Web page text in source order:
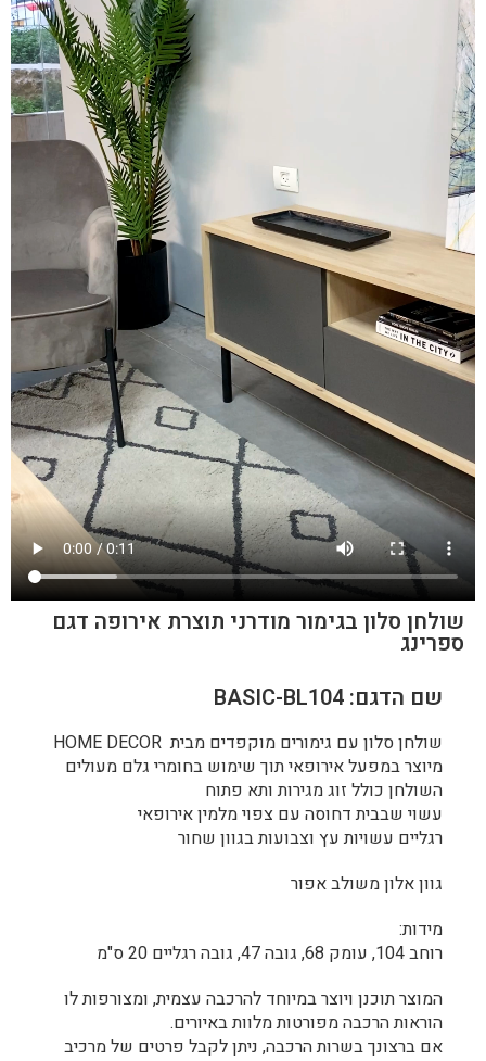
שולחן סלון בגימור מודרני תוצרת אירופה דגם
ספרינג
שם הדגם: BASIC-BL104
שולחן סלון עם גימורים מוקפדים מבית HOME DECOR
מיוצר במפעל אירופאי תוך שימוש בחומרי גלם מעולים
השולחן כולל זוג מגירות ותא פתוח
עשוי שבבית דחוסה עם צפוי מלמין אירופאי
רגליים עשויות עץ וצבועות בגוון שחור
גוון אלון משולב אפור
מידות:
רוחב 104, עומק 68, גובה 47, גובה רגליים 20 ס"מ
המוצר תוכנן ויוצר במיוחד להרכבה עצמית, ומצורפות לו
הוראות הרכבה מפורטות מלוות באיורים.
אם ברצונך בשרות הרכבה, ניתן לקבל פרטים של מרכיב